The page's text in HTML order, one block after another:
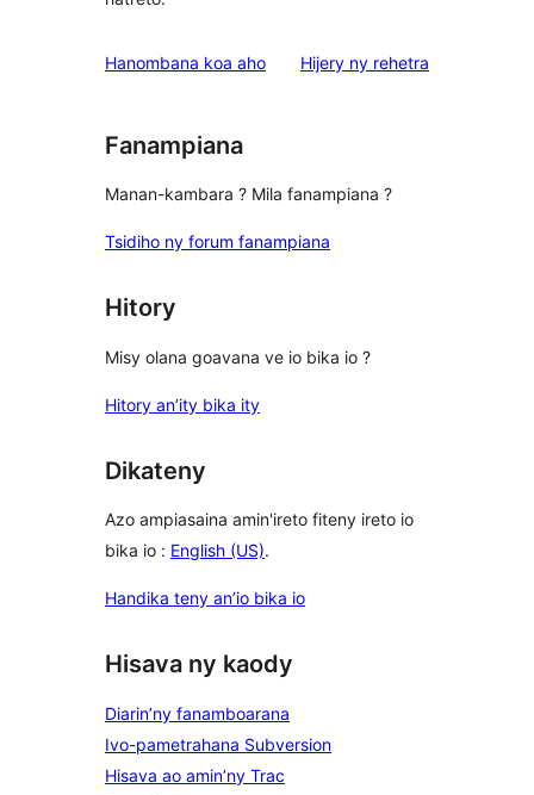
Hanombana koa aho Hijery ny domberina
rehetra
Fanampiana
Manan-kambara ? Mila fanampiana ?
Tsidiho ny forum fanampiana
Hitory
Misy olana goavana ve io bika io ?
Hitory an’ity bika ity
Dikateny
Azo ampiasaina amin'ireto fiteny ireto io
bika io : English (US).
Handika teny an’io bika io
Hisava ny kaody
Diarin’ny fanamboarana
Ivo-pametrahana Subversion
Hisava ao amin’ny Trac